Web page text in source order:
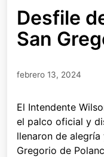
Desfile
San
febrero 13, 2024
El Intendente
el palco oficial y
llenaron de
Gregorio de